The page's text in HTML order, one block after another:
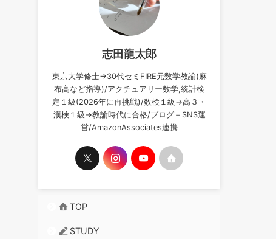
志田龍太郎
東京大学修士→30代セミFIRE元数学教諭(麻
布高など指導)/アクチュアリー数学,統計検
定１級(2026年に再挑戦)/数検１級→高３・
漢検１級→教諭時代に合格/ブログ＋SNS運
営/AmazonAssociates連携
TOP
STUDY